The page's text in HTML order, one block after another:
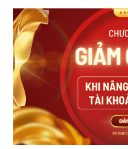
Sidebar
chính